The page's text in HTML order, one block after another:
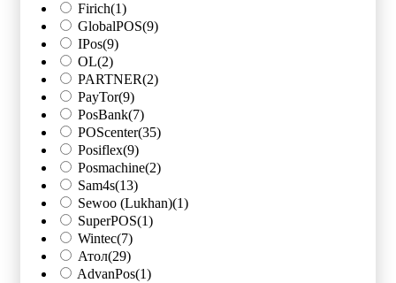
Firich(1)
GlobalPOS(9)
IPos(9)
OL(2)
PARTNER(2)
PayTor(9)
PosBank(7)
POScenter(35)
Posiflex(9)
Posmachine(2)
Sam4s(13)
Sewoo (Lukhan)(1)
SuperPOS(1)
Wintec(7)
Атол(29)
AdvanPos(1)